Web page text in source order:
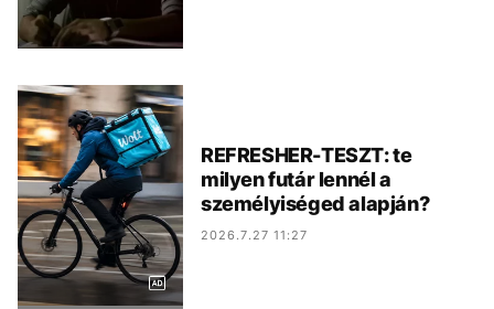
REFRESHER-TESZT: te
milyen futár lennél a
személyiséged alapján?
2026.7.27 11:27